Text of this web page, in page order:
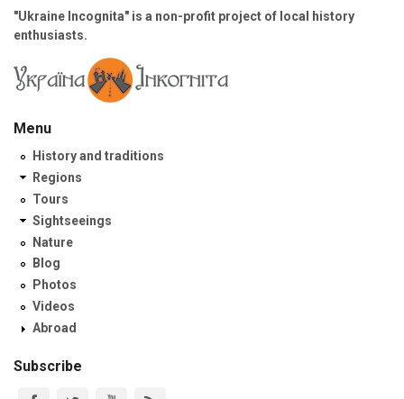
"Ukraine Incognita" is a non-profit project of local history
enthusiasts.
Menu
History and traditions
Regions
Tours
Sightseeings
Nature
Blog
Photos
Videos
Abroad
Subscribe